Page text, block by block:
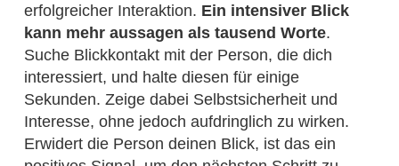
erfolgreicher Interaktion. Ein intensiver Blick
kann mehr aussagen als tausend Worte.
Suche Blickkontakt mit der Person, die dich
interessiert, und halte diesen für einige
Sekunden. Zeige dabei Selbstsicherheit und
Interesse, ohne jedoch aufdringlich zu wirken.
Erwidert die Person deinen Blick, ist das ein